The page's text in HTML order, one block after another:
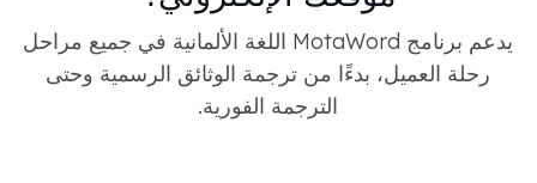
يدعم برنامج MotaWord اللغة الألمانية في جميع مراحل
رحلة العميل، بدءًا من ترجمة الوثائق الرسمية وحتى
الترجمة الفورية.